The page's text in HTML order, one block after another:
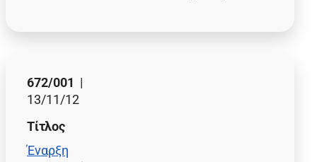
672/001 |
13/11/12
Τίτλος
Έναρξη